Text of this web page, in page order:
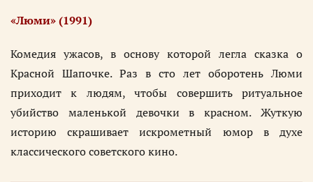
«Люми» (1991)
Комедия ужасов, в основу которой легла сказка о
Красной Шапочке. Раз в сто лет оборотень Люми
приходит к людям, чтобы совершить ритуальное
убийство маленькой девочки в красном. Жуткую
историю скрашивает искрометный юмор в духе
классического советского кино.